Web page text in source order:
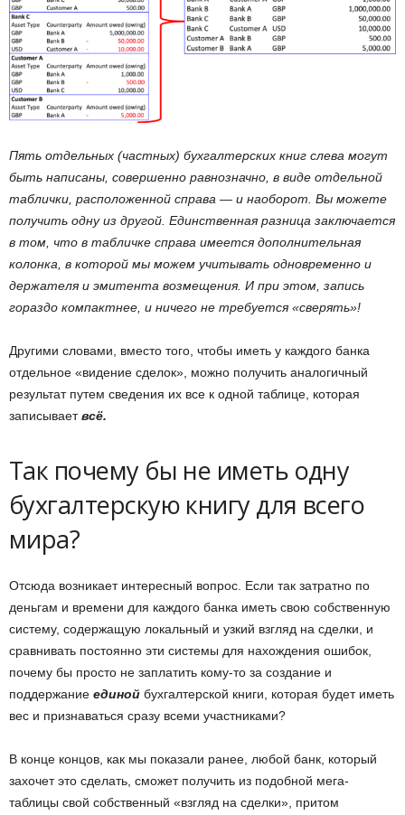
Пять отдельных (частных) бухгалтерских книг слева могут
быть написаны, совершенно равнозначно, в виде отдельной
таблички, расположенной справа — и наоборот. Вы можете
получить одну из другой. Единственная разница заключается
в том, что в табличке справа имеется дополнительная
колонка, в которой мы можем учитывать одновременно и
держателя и эмитента возмещения. И при этом, запись
гораздо компактнее, и ничего не требуется «сверять»!
Другими словами, вместо того, чтобы иметь у каждого банка
отдельное «видение сделок», можно получить аналогичный
результат путем сведения их все к одной таблице, которая
записываетвсё.
Так почему бы не иметь одну
бухгалтерскую книгу для всего
мира?
Отсюда возникает интересный вопрос. Если так затратно по
деньгам и времени для каждого банка иметь свою собственную
систему, содержащую локальный и узкий взгляд на сделки, и
сравнивать постоянно эти системы для нахождения ошибок,
почему бы просто не заплатить кому-то за создание и
поддержание единой бухгалтерской книги, которая будет иметь
вес и признаваться сразу всеми участниками?
В конце концов, как мы показали ранее, любой банк, который
захочет это сделать, сможет получить из подобной мега-
таблицы свой собственный «взгляд на сделки», притом